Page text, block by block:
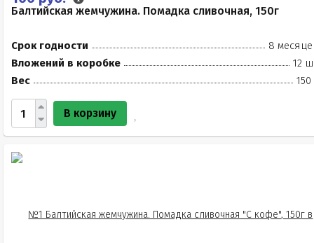
Балтийская жемчужина. Помадка сливочная, 150г
Срок годности
8
Вложений в коробке
12
Вес
150
В корзину